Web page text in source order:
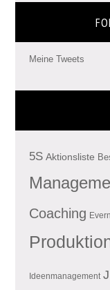
Meine Tweets
5S Aktionsliste
Coaching
Ideenmanagement